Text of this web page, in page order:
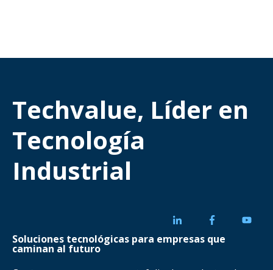
Techvalue, Líder en
Tecnología
Industrial
Soluciones tecnológicas para empresas que
caminan al futuro